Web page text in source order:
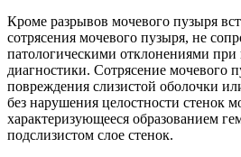
Кроме разрывов мочевого пузыря
сотрясения мочевого пузыря, не
патологическими отклонениями при
диагностики. Сотрясение мочевого
повреждения слизистой оболочки
без нарушения целостности стенок
характеризующееся образованием
подслизистом слое стенок.